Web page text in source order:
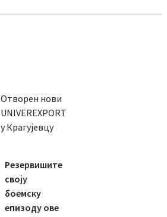
Отворен нови
UNIVEREXPORT
у Крагујевцу
Резервишите
своју
боемску
епизоду ове